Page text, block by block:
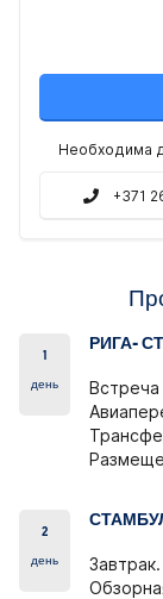
Необходима
+371
1
день
РИГА-
2
день
Завтрак.